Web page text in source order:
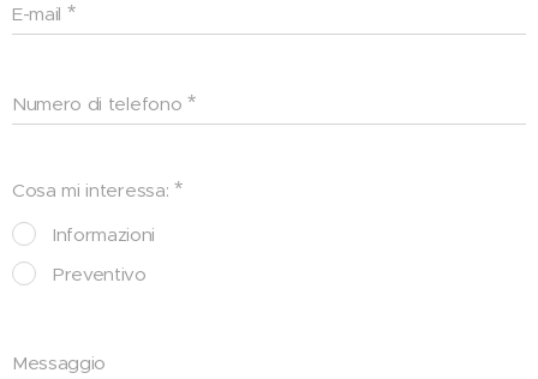
E-mail
Numero di telefono
Cosa mi interessa:
Informazioni
Preventivo
Messaggio